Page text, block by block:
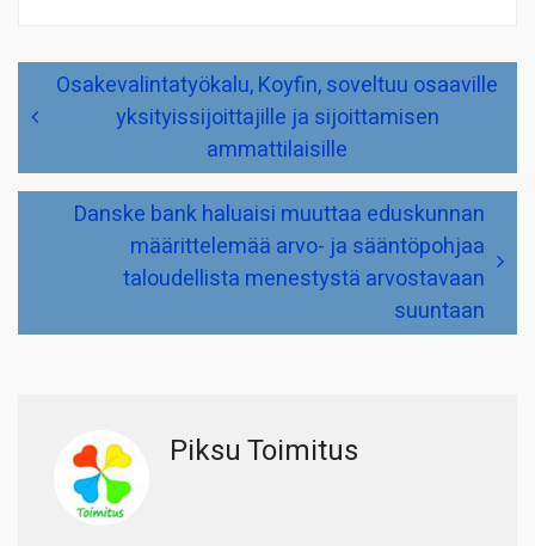
Artikkelien
selausOsakevalintatyökalu, Koyfin, soveltuu osaaville
yksityissijoittajille ja sijoittamisen
ammattilaisille
Danske bank haluaisi muuttaa eduskunnan
määrittelemää arvo- ja sääntöpohjaa
taloudellista menestystä arvostavaan
suuntaan
Piksu Toimitus